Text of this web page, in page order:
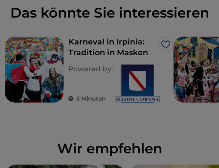
Das könnte Sie interessieren
Like
Karneval in Irpinia:
Tradition in Masken
Powered by:
5 Minuten
Wir empfehlen